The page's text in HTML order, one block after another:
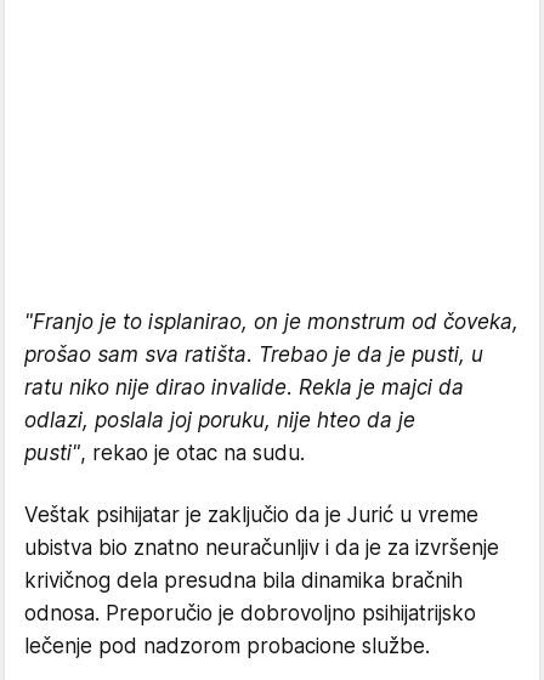
"Franjo je to isplanirao, on je monstrum od čoveka,
prošao sam sva ratišta. Trebao je da je pusti, u
ratu niko nije dirao invalide. Rekla je majci da
odlazi, poslala joj poruku, nije hteo da je
pusti", rekao je otac na sudu.
Veštak psihijatar je zaključio da je Jurić u vreme
ubistva bio znatno neuračunljiv i da je za izvršenje
krivičnog dela presudna bila dinamika bračnih
odnosa. Preporučio je dobrovoljno psihijatrijsko
lečenje pod nadzorom probacione službe.